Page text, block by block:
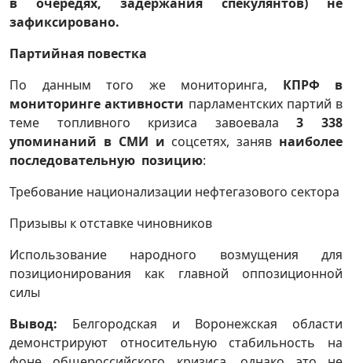
зафиксировано.
Партийная повестка
По данным того же мониторинга, КПРФ в
мониторинге активности парламентских партий в
теме топливного кризиса завоевала3 338
упоминаний в СМИ и соцсетях, заняв наиболее
последовательную позицию:
Требование национализации нефтегазового сектора
Призывы к отставке чиновников
Использование народного возмущения для
позиционирования как главной оппозиционной
силы
Вывод: Белгородская и Воронежская области
демонстрируют относительную стабильность на